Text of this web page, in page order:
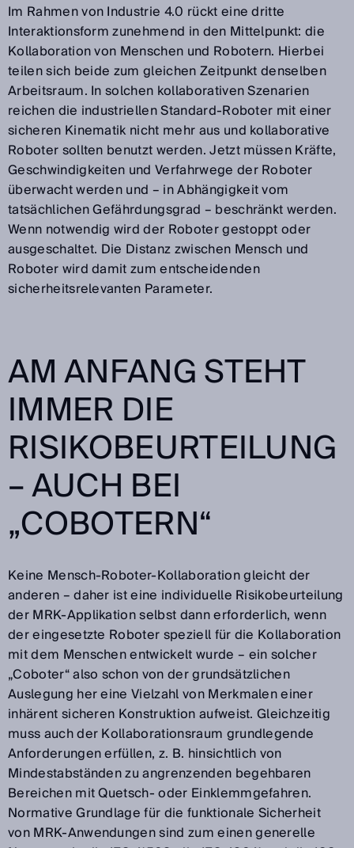
Im Rahmen von Industrie 4.0 rückt eine dritte
Interaktionsform zunehmend in den Mittelpunkt: die
Kollaboration von Menschen und Robotern. Hierbei
teilen sich beide zum gleichen Zeitpunkt denselben
Arbeitsraum. In solchen kollaborativen Szenarien
reichen die industriellen Standard-Roboter mit einer
sicheren Kinematik nicht mehr aus und kollaborative
Roboter sollten benutzt werden. Jetzt müssen Kräfte,
Geschwindigkeiten und Verfahrwege der Roboter
überwacht werden und – in Abhängigkeit vom
tatsächlichen Gefährdungsgrad – beschränkt werden.
Wenn notwendig wird der Roboter gestoppt oder
ausgeschaltet. Die Distanz zwischen Mensch und
Roboter wird damit zum entscheidenden
sicherheitsrelevanten Parameter.
AM ANFANG STEHT
IMMER DIE
RISIKOBEURTEILUNG
– AUCH BEI
„COBOTERN“
Keine Mensch-Roboter-Kollaboration gleicht der
anderen – daher ist eine individuelle Risikobeurteilung
der MRK-Applikation selbst dann erforderlich, wenn
der eingesetzte Roboter speziell für die Kollaboration
mit dem Menschen entwickelt wurde – ein solcher
„Coboter“ also schon von der grundsätzlichen
Auslegung her eine Vielzahl von Merkmalen einer
inhärent sicheren Konstruktion aufweist. Gleichzeitig
muss auch der Kollaborationsraum grundlegende
Anforderungen erfüllen, z. B. hinsichtlich von
Mindestabständen zu angrenzenden begehbaren
Bereichen mit Quetsch- oder Einklemmgefahren.
Normative Grundlage für die funktionale Sicherheit
von MRK-Anwendungen sind zum einen generelle